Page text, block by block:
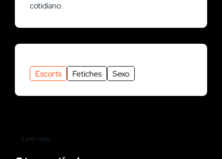
cotidiano.
Escorts Fetiches Sexo
Leer más